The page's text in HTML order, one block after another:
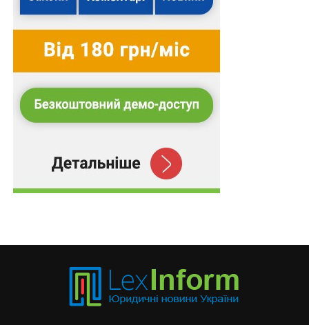
Заборонено передання державних
меліоративних систем в експлуатацію чи
управління